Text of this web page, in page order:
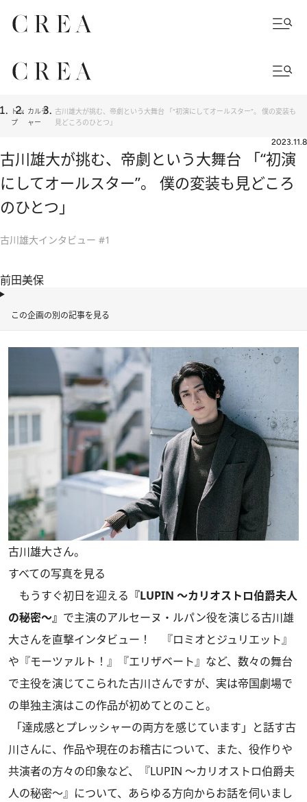
トッ
プ
カルチ
ャー
古川雄大が挑む、帝劇という大舞台 「“初演にしてオールスター”。 僕の変装も
見どころのひとつ」
2023.11.8
古川雄大が挑む、帝劇という大舞台 「“初演
にしてオールスター”。 僕の変装も見どころ
のひとつ」
古川雄大インタビュー #1
前田美保
この企画の別の記事を見る
古川雄大さん。
すべての写真を見る
もうすぐ初日を迎える 『LUPIN ～カリオストロ伯爵夫人
の秘密～』 で主演のアルセーヌ・ルパン役を演じる古川雄
大さんを直撃インタビュー！ 『ロミオとジュリエット』
や『モーツァルト！』『エリザベート』など、数々の舞台
で主役を演じてこられた古川さんですが、実は帝国劇場で
の単独主演はこの作品が初めてとのこと。
「達成感とプレッシャーの両方を感じています」と話す古
川さんに、作品や現在のお稽古について、また、役作りや
共演者の方々の印象など、『LUPIN ～カリオストロ伯爵夫
人の秘密～』について、あらゆる方向からお話を伺いまし